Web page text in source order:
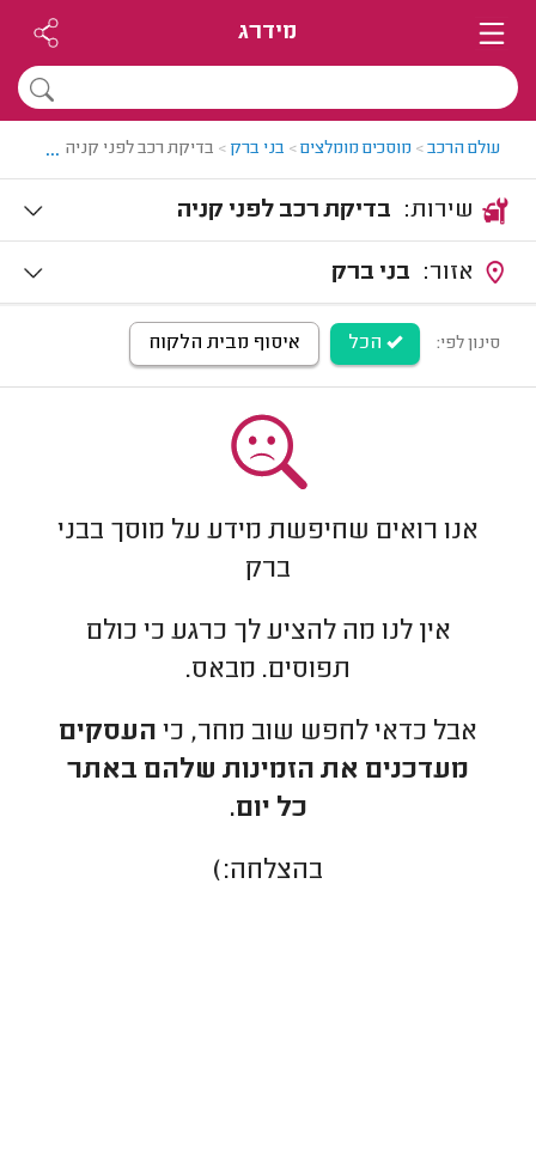
מידרג
עולם הרכב> מוסכים מומלצים> בני ברק > בדיקת רכב לפני קניה בבני
...
בדיקת רכב לפני קניה
בני ברק
סינון לפי: הכל איסוף מבית הלקוח
אנו רואים שחיפשת מידע על מוסך בבני
ברק
אין לנו מה להציע לך כרגע כי כולם
תפוסים. מבאס.
אבל כדאי לחפש שוב מחר, כי העסקים
מעדכנים את הזמינות שלהם באתר
כל יום.
בהצלחה:)